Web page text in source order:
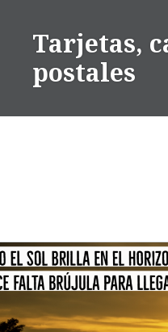
contenidoTarjetas,
postales